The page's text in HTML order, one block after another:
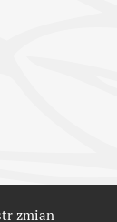
zmian